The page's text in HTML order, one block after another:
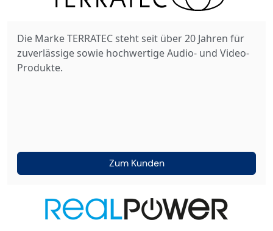
Die Marke TERRATEC steht seit über 20 Jahren für
zuverlässige sowie hochwertige Audio- und Video-
Produkte.
Zum Kunden